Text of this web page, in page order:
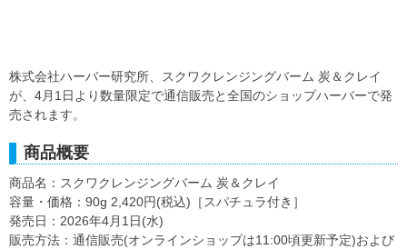
株式会社ハーバー研究所、スクワクレンジングバーム 炭＆クレイ
が、4月1日より数量限定で通信販売と全国のショップハーバーで発
売されます。
商品概要
商品名：スクワクレンジングバーム 炭＆クレイ
容量・価格：90g 2,420円(税込)［スパチュラ付き］
発売日：2026年4月1日(水)
販売方法：通信販売(オンラインショップは11:00頃更新予定)および